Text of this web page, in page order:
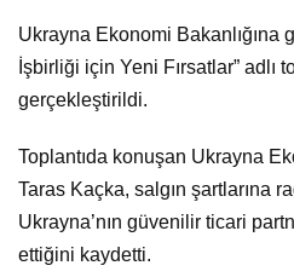
Ukrayna Ekonomi Bakanlığına
İşbirliği için Yeni Fırsatlar” adlı
gerçekleştirildi.
Toplantıda konuşan Ukrayna
Taras Kaçka, salgın şartlarına
Ukrayna’nın güvenilir ticari
ettiğini kaydetti.